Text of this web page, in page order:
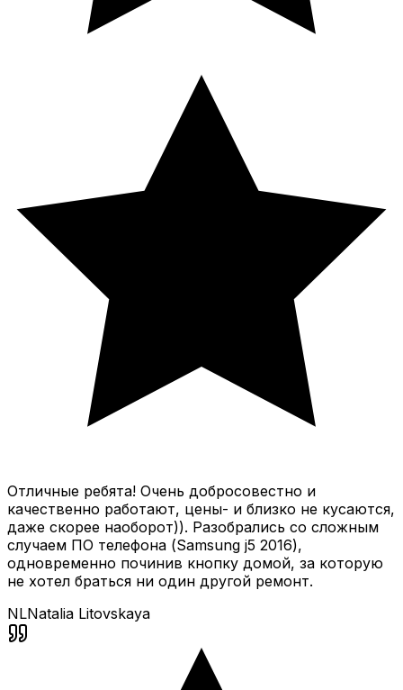
Отличные ребята! Очень добросовестно и
качественно работают, цены- и близко не кусаются,
даже скорее наоборот)). Разобрались со сложным
случаем ПО телефона (Samsung j5 2016),
одновременно починив кнопку домой, за которую
не хотел браться ни один другой ремонт.
NLNatalia Litovskaya